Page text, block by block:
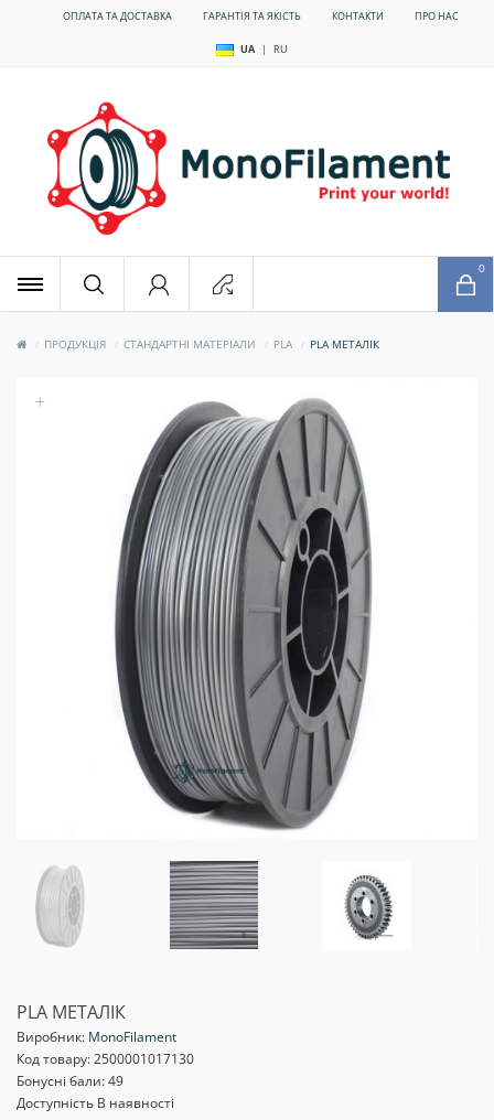
ОПЛАТА ТА ДОСТАВКА ГАРАНТІЯ ТА ЯКІСТЬ КОНТАКТИ ПРО НАС
UA | RU
0
ПРОДУКЦІЯ СТАНДАРТНІ МАТЕРІАЛИ PLA PLA МЕТАЛІК
+
PLA МЕТАЛІК
Виробник: MonoFilament
Код товару:2500001017130
Бонусні бали: 49
Доступність В наявності